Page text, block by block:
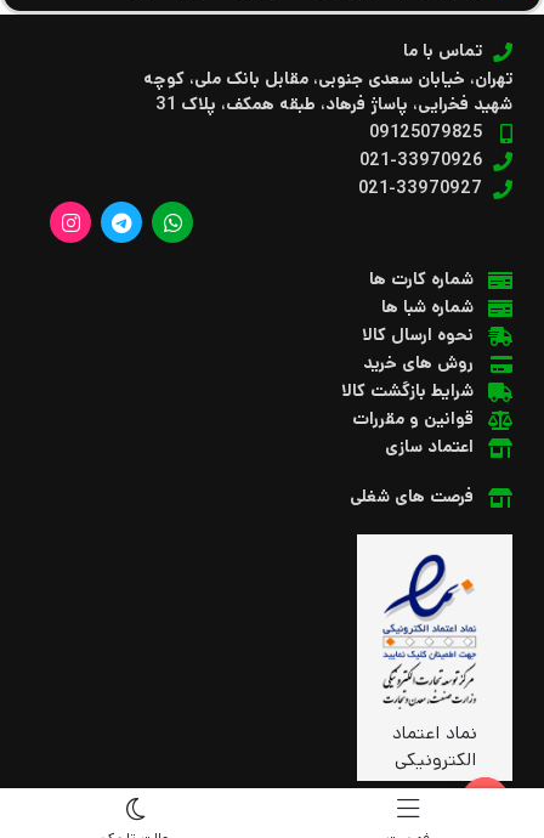
تماس با ما
تهران، خیابان سعدی جنوبی، مقابل بانک ملی، کوچه
شهید فخرایی، پاساژ فرهاد، طبقه همکف، پلاک 31
09125079825
021-33970926
021-33970927
شماره کارت ها
شماره شبا ها
نحوه ارسال کالا
روش های خرید
شرایط بازگشت کالا
قوانین و مقررات
اعتماد سازی
فرصت های شغلی
نماد اعتماد
الکترونیکی